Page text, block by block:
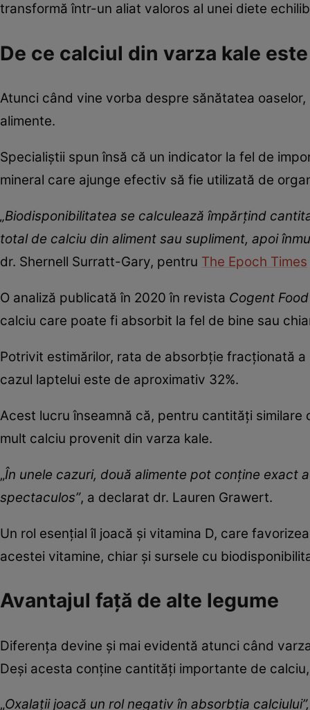
transformă într-un aliat valoros al unei diete
De ce calciul din varza kale
Atunci când vine vorba despre sănătatea
alimente.
Specialiștii spun însă că un indicator la fel de
mineral care ajunge efectiv să fie utilizată de
„Biodisponibilitatea se calculează împărţind
total de calciu din aliment sau supliment, apoi
dr. Shernell Surratt-Gary, pentru The Epoch Times
O analiză publicată în 2020 în revista Cogent
calciu care poate fi absorbit la fel de bine sau
Potrivit estimărilor, rata de absorbție fracționată
cazul laptelui este de aproximativ 32%.
Acest lucru înseamnă că, pentru cantități
mult calciu provenit din varza kale.
„În unele cazuri, două alimente pot conţine
spectaculos”, a declarat dr. Lauren Grawert.
Un rol esențial îl joacă și vitamina D, care
acestei vitamine, chiar și sursele cu
Avantajul față de alte legume
Diferența devine și mai evidentă atunci când
Deși acesta conține cantități importante de
„Oxalaţii joacă un rol negativ în absorbţia calciului”,